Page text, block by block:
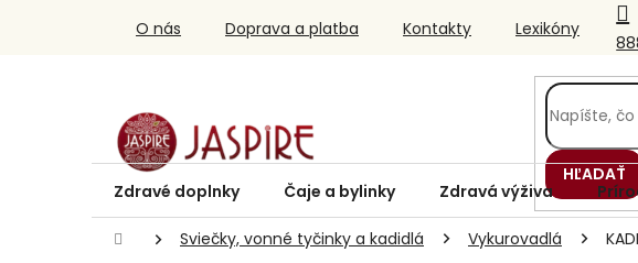
O nás Doprava a platba Kontakty Lexikóny
HĽADAŤ
Zdravé doplnky Čaje a bylinky Zdravá výživa
DomovSviečky, vonné tyčinky a kadidlá Vykurovadlá